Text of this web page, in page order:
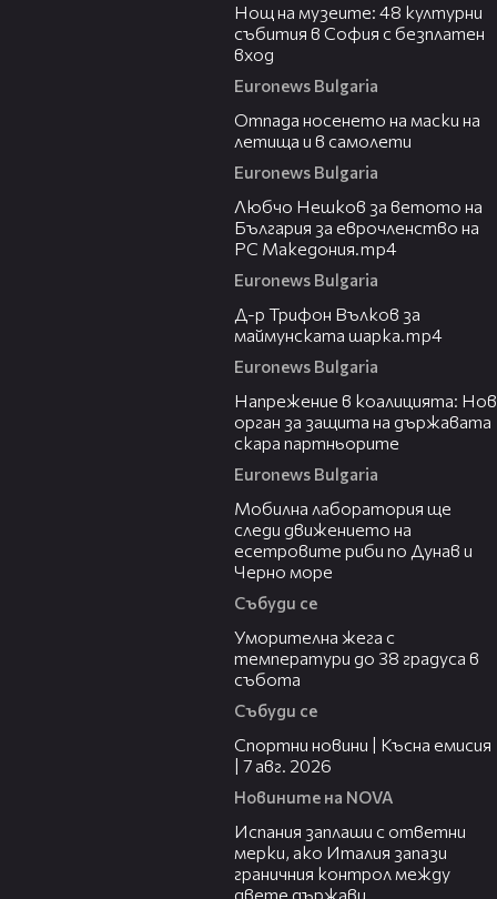
Нощ на музеите: 48 културни
събития в София с безплатен
вход
Euronews Bulgaria
Отпада носенето на маски на
летища и в самолети
Euronews Bulgaria
Любчо Нешков за ветото на
България за еврочленство на
РС Македония.mp4
Euronews Bulgaria
Д-р Трифон Вълков за
маймунската шарка.mp4
Euronews Bulgaria
Напрежение в коалицията: Нов
орган за защита на държавата
скара партньорите
Euronews Bulgaria
Мобилна лаборатория ще
следи движението на
есетровите риби по Дунав и
Черно море
Събуди се
Уморителна жега с
температури до 38 градуса в
събота
Събуди се
Спортни новини | Късна емисия
| 7 авг. 2026
Новините на NOVA
Испания заплаши с ответни
мерки, ако Италия запази
граничния контрол между
двете държави